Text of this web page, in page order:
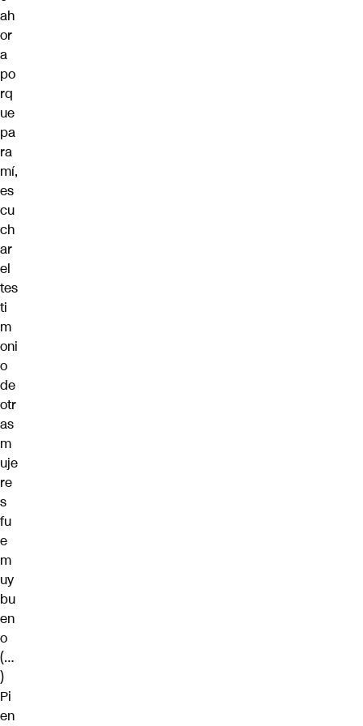
ah
or
a
po
rq
ue
pa
ra
mí,
es
cu
ch
ar
el
tes
ti
m
oni
o
de
otr
as
m
uje
re
s
fu
e
m
uy
bu
en
o
(…
)
Pi
en